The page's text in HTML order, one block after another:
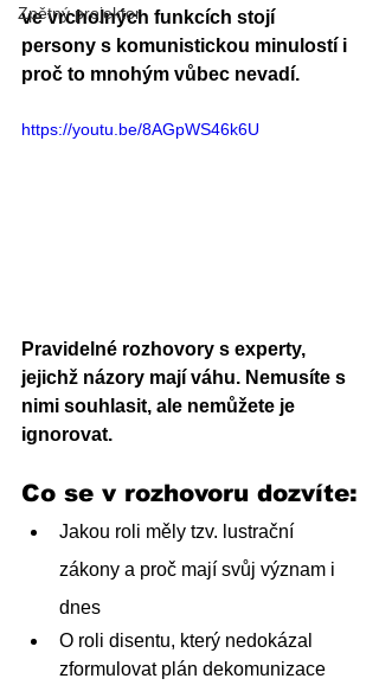
Zpětný projektor
ve vrcholných funkcích stojí
persony s komunistickou minulostí i
proč to mnohým vůbec nevadí.
https://youtu.be/8AGpWS46k6U
Pravidelné rozhovory s experty,
jejichž názory mají váhu. Nemusíte s
nimi souhlasit, ale nemůžete je
ignorovat.
Co se v rozhovoru dozvíte:
Jakou roli měly tzv. lustrační
zákony a proč mají svůj význam i
dnes
O roli disentu, který nedokázal
zformulovat plán dekomunizace